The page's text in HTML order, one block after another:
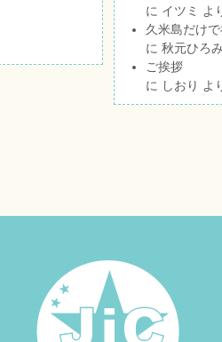
に イツミ
よ
久米島だけ
に 秋元ひろ
ご挨拶
に しおり よ